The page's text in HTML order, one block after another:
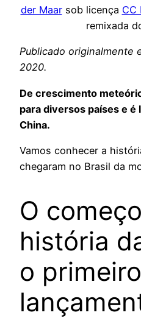
der Maarsob licença CC
remixada
Publicado originalmente
2020.
De crescimento
para diversos países e é
China.
Vamos conhecer a
chegaram no Brasil da
O
história
o primeiro